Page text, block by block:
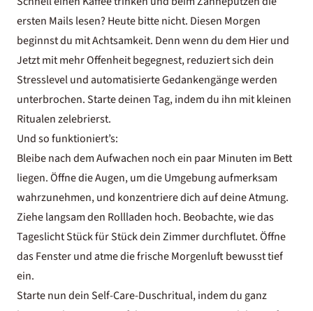
ersten Mails lesen? Heute bitte nicht. Diesen Morgen
beginnst du mit Achtsamkeit. Denn wenn du dem Hier und
Jetzt mit mehr Offenheit begegnest, reduziert sich dein
Stresslevel und automatisierte Gedankengänge werden
unterbrochen. Starte deinen Tag, indem du ihn mit kleinen
Ritualen zelebrierst.
Und so funktioniert’s:
Bleibe nach dem Aufwachen noch ein paar Minuten im Bett
liegen. Öffne die Augen, um die Umgebung aufmerksam
wahrzunehmen, und konzentriere dich auf deine Atmung.
Ziehe langsam den Rollladen hoch. Beobachte, wie das
Tageslicht Stück für Stück dein Zimmer durchflutet. Öffne
das Fenster und atme die frische Morgenluft bewusst tief
ein.
Starte nun dein Self-Care-Duschritual, indem du ganz